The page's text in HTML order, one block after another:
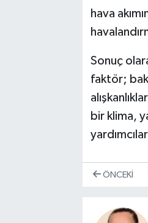
hava
Sonuç
faktör;
bir klima,
ÖNCEKI